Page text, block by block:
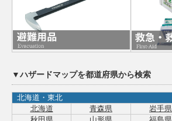
▼ハザードマップを都道府県から検索
北海道・東北
北海道
青森県 岩手県